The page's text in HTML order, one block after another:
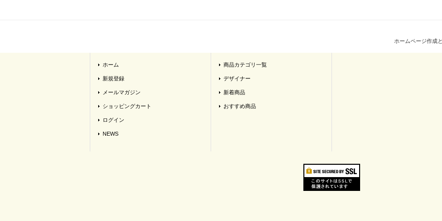
ホームページ作成
ホーム
新規登録
メールマガジン
ショッピングカート
ログイン
NEWS
商品カテゴリ一覧
デザイナー
新着商品
おすすめ商品